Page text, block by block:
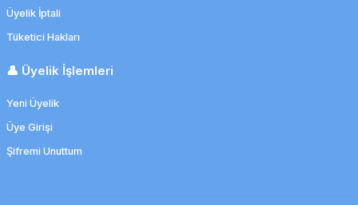
Üyelik İptali
Tüketici Hakları
👤 Üyelik İşlemleri
Yeni Üyelik
Üye Girişi
Şifremi Unuttum